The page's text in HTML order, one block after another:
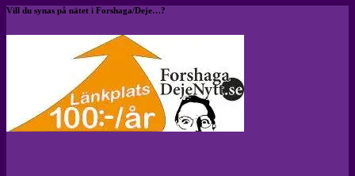
Vill du synas på nätet i Forshaga/Deje…?